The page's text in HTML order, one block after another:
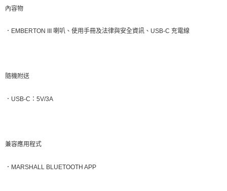
內容物
． EMBERTON III 喇叭、使用手冊及法律與安全資訊、 USB-C 充電線
隨機附送
． USB-C ： 5V/3A
兼容應用程式
． MARSHALL BLUETOOTH APP